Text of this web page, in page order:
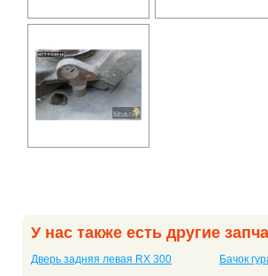
У нас также есть другие
Дверь задняя левая RX 300 Бачок